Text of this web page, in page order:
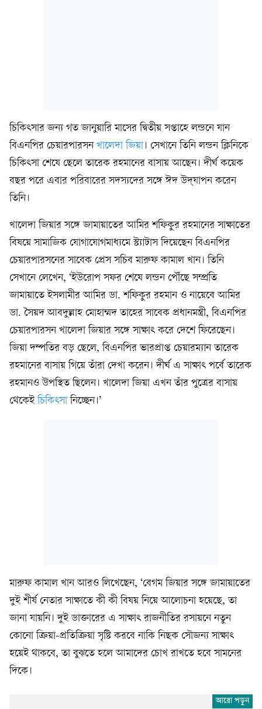
চিকিৎসার জন্য গত জানুয়ারি মাসের দ্বিতীয় সপ্তাহে লন্ডনে যান
বিএনপির চেয়ারপারসন খালেদা জিয়া। সেখানে তিনি লন্ডন ক্লিনিকে
চিকিৎসা শেষে ছেলে তারেক রহমানের বাসায় আছেন। দীর্ঘ কয়েক
বছর পরে এবার পরিবারের সদস্যদের সঙ্গে ঈদ উদ্‌যাপন করেন
তিনি।
খালেদা জিয়ার সঙ্গে জামায়াতের আমির শফিকুর রহমানের সাক্ষাতের
বিষয়ে সামাজিক যোগাযোগমাধ্যমে স্ট্যাটাস দিয়েছেন বিএনপির
চেয়ারপারসনের সাবেক প্রেস সচিব মারুফ কামাল খান। তিনি
সেখানে লেখেন, ‘ইউরোপ সফর শেষে লন্ডন পৌঁছে সম্প্রতি
জামায়াতে ইসলামীর আমির ডা. শফিকুর রহমান ও নায়েবে আমির
ডা. সৈয়দ আবদুল্লাহ মোহাম্মদ তাহের সাবেক প্রধানমন্ত্রী, বিএনপির
চেয়ারপারসন খালেদা জিয়ার সঙ্গে সাক্ষাৎ করে দেশে ফিরেছেন।
জিয়া দম্পতির বড় ছেলে, বিএনপির ভারপ্রাপ্ত চেয়ারম্যান তারেক
রহমানের বাসায় গিয়ে তাঁরা দেখা করেন। দীর্ঘ এ সাক্ষাৎ পর্বে তারেক
রহমানও উপস্থিত ছিলেন। খালেদা জিয়া এখন তাঁর পুত্রের বাসায়
থেকেইচিকিৎসানিচ্ছেন।’
মারুফ কামাল খান আরও লিখেছেন, ‘বেগম জিয়ার সঙ্গে জামায়াতের
দুই শীর্ষ নেতার সাক্ষাতে কী কী বিষয় নিয়ে আলোচনা হয়েছে, তা
জানা যায়নি। দুই ডাক্তারের এ সাক্ষাৎ রাজনীতির রসায়নে নতুন
কোনো ক্রিয়া-প্রতিক্রিয়া সৃষ্টি করবে নাকি নিছক সৌজন্য সাক্ষাৎ
হয়েই থাকবে, তা বুঝতে হলে আমাদের চোখ রাখতে হবে সামনের
দিকে।